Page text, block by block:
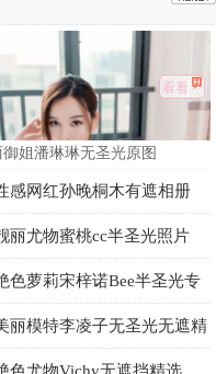
看看
御姐潘琳琳无圣光原图
感网红孙晚桐木有遮相册
丽尤物蜜桃cc半圣光照片
色萝莉宋梓诺Bee半圣光专
丽模特李凌子无圣光无遮精
色尤物Vichy无遮挡精选